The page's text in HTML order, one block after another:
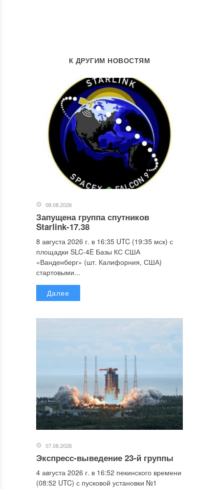
К ДРУГИМ НОВОСТЯМ
08.08.2026
Запущена группа спутников
Starlink-17.38
8 августа 2026 г. в 16:35 UTC (19:35 мск) с
площадки SLC-4E Базы КС США
«Ванденберг» (шт. Калифорния, США)
стартовыми...
Далее
07.08.2026
Экспресс-выведение 23-й группы
4 августа 2026 г. в 16:52 пекинского времени
(08:52 UTC) с пусковой установки №1